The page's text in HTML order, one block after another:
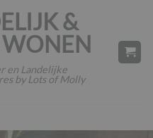
&
WONEN
en Landelijke
by Lots of Molly